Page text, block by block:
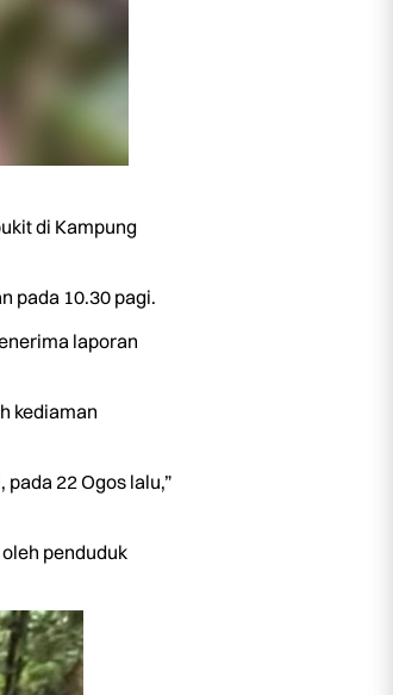
di Kampung
pada 10.30 pagi.
laporan
kediaman
22 Ogos lalu,”
penduduk